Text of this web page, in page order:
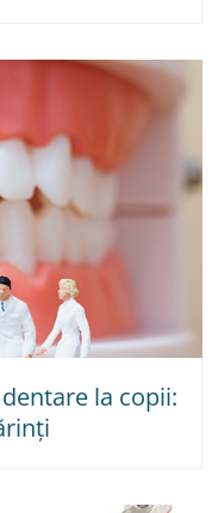
la copii: